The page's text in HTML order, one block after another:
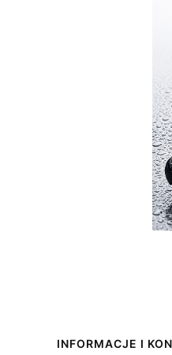
Linki w
INFORMACJE I